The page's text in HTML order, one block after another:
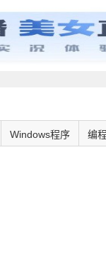
Windows程序 编